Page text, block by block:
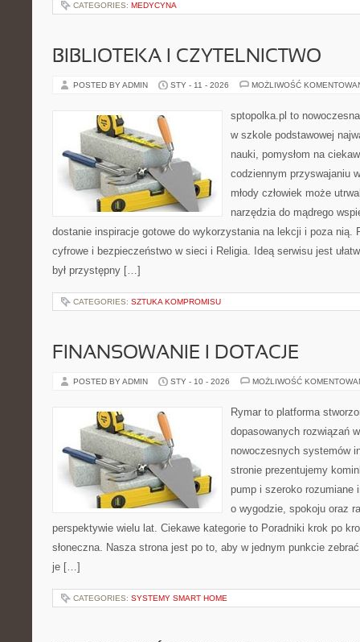
CATEGORIES: MEDYCYNA
BIBLIOTEKA I CZYTELNICTWO
POSTED BY ADMIN STY - 11 - 2026 MOŻLIWOŚĆ
sptopolka.pl to
w szkole podstawowej
nauki, pomysłom na
codziennym przyswajaniu
młody człowiek może
narzędzia do mądrego
dostanie inspiracje gotowe do wykorzystania na lekcji i poza nią.
cyfrowe i bezpieczeństwo w sieci i Religia. Ideą serwisu jest
był przystępny […]
CATEGORIES: SZTUKA KOMPROMISU
FINANSOWANIE I DOTACJE
POSTED BY ADMIN STY - 10 - 2026 MOŻLIWOŚĆ
Rymar to platforma
dopasowanych rozwiązań
nowoczesnych systemów
stronie prezentujemy
pump i szeroko rozumiane
o wygodzie, spokoju oraz
perspektywie wielu lat. Ciekawe kategorie to Poradniki krok po
słoneczna. Nasza strona jest po to, aby w jednym punkcie
je […]
CATEGORIES: SYSTEMY SMART HOME